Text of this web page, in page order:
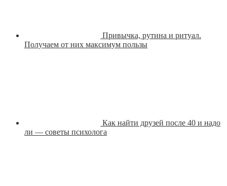
Привычка, рутина и ритуал.
Получаем от них максимум пользы
Как найти друзей после 40 и надо
ли — советы психолога